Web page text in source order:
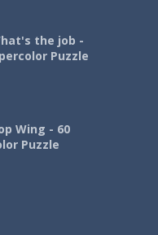
the job -
Puzzle
Wing - 60
Puzzle